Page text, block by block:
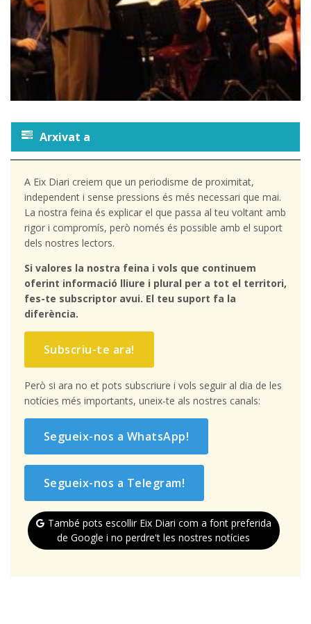
Arxivat a
A Eix Diari creiem que un periodisme de proximitat,
independent i sense pressions és més necessari que mai.
La nostra feina és explicar el que passa al teu voltant amb
rigor i compromís, però només és possible amb el suport
dels nostres lectors.
Si valores la nostra feina i vols que continuem
oferint informació lliure i plural per a tot el territori,
fes-te subscriptor avui. El teu suport fa la
diferència.
Subscriu-te ara!
Però si ara no et pots subscriure i vols seguir al dia de les
notícies més importants, uneix-te als nostres canals:
Segueix-nos a WhatsApp!
Segueix-nos a Telegram!
També pots escollir Eix Diari com a font preferida
de Google i no perdre't les nostres notícies